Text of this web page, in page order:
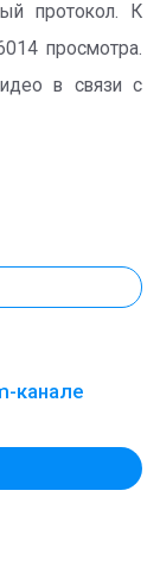
протокол. К
просмотра.
в связи с
канале